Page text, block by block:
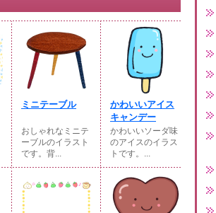
ミニテーブル
おしゃれなミニテ
ーブルのイラスト
です。背...
かわいいアイス
キャンデー
かわいいソーダ味
のアイスのイラス
トです。...